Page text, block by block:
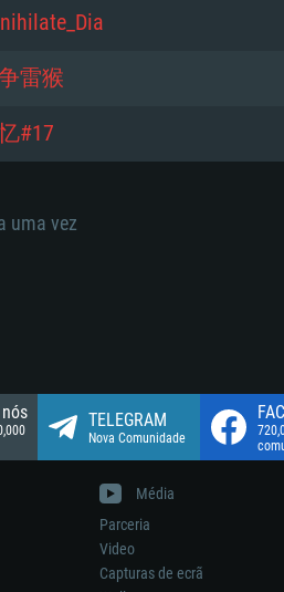
GB
de banda larga.
GB
de banda larga.
GB
雷猴
#17
uma vez
TELEGRAM
Nova Comunidade
Média
Parceria
Video
Capturas de ecrã